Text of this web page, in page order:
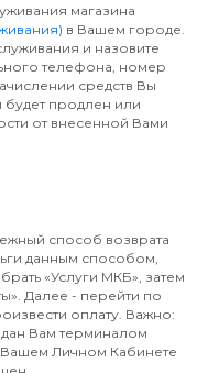
магазина
в Вашем городе.
и назовите
телефона, номер
средств Вы
продлен или
от внесенной Вами
способ возврата
данным способом,
«Услуги МКБ», затем
Далее - перейти по
оплату. Важно:
Вам терминалом
Личном Кабинете